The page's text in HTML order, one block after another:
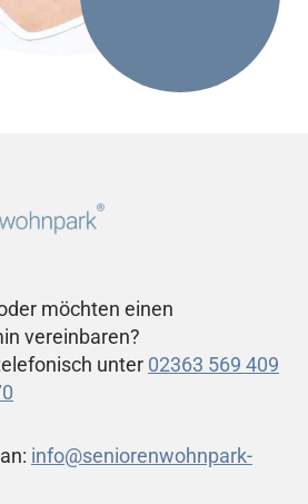
möchten einen
vereinbaren?
unter 02363 569 409
info@seniorenwohnpark-